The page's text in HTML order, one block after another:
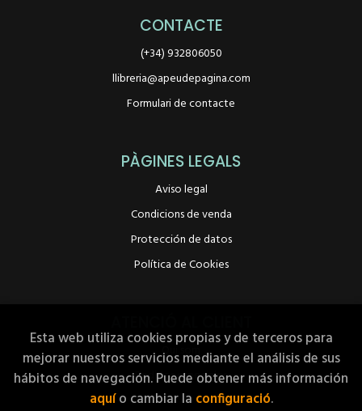
CONTACTE
(+34) 932806050
llibreria@apeudepagina.com
Formulari de contacte
PÀGINES LEGALS
Aviso legal
Condicions de venda
Protección de datos
Política de Cookies
Qui som
Pedidos especiales
Esta web utiliza cookies propias y de terceros para
mejorar nuestros servicios mediante el análisis de sus
hábitos de navegación. Puede obtener más información
aquío cambiar la configuració.